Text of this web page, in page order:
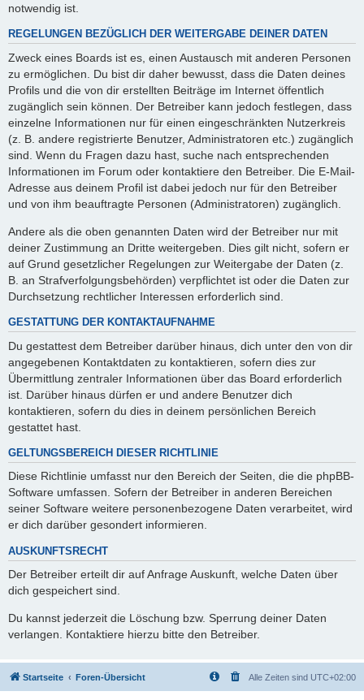
notwendig ist.
REGELUNGEN BEZÜGLICH DER WEITERGABE DEINER DATEN
Zweck eines Boards ist es, einen Austausch mit anderen Personen
zu ermöglichen. Du bist dir daher bewusst, dass die Daten deines
Profils und die von dir erstellten Beiträge im Internet öffentlich
zugänglich sein können. Der Betreiber kann jedoch festlegen, dass
einzelne Informationen nur für einen eingeschränkten Nutzerkreis
(z. B. andere registrierte Benutzer, Administratoren etc.) zugänglich
sind. Wenn du Fragen dazu hast, suche nach entsprechenden
Informationen im Forum oder kontaktiere den Betreiber. Die E-Mail-
Adresse aus deinem Profil ist dabei jedoch nur für den Betreiber
und von ihm beauftragte Personen (Administratoren) zugänglich.
Andere als die oben genannten Daten wird der Betreiber nur mit
deiner Zustimmung an Dritte weitergeben. Dies gilt nicht, sofern er
auf Grund gesetzlicher Regelungen zur Weitergabe der Daten (z.
B. an Strafverfolgungsbehörden) verpflichtet ist oder die Daten zur
Durchsetzung rechtlicher Interessen erforderlich sind.
GESTATTUNG DER KONTAKTAUFNAHME
Du gestattest dem Betreiber darüber hinaus, dich unter den von dir
angegebenen Kontaktdaten zu kontaktieren, sofern dies zur
Übermittlung zentraler Informationen über das Board erforderlich
ist. Darüber hinaus dürfen er und andere Benutzer dich
kontaktieren, sofern du dies in deinem persönlichen Bereich
gestattet hast.
GELTUNGSBEREICH DIESER RICHTLINIE
Diese Richtlinie umfasst nur den Bereich der Seiten, die die phpBB-
Software umfassen. Sofern der Betreiber in anderen Bereichen
seiner Software weitere personenbezogene Daten verarbeitet, wird
er dich darüber gesondert informieren.
AUSKUNFTSRECHT
Der Betreiber erteilt dir auf Anfrage Auskunft, welche Daten über
dich gespeichert sind.
Du kannst jederzeit die Löschung bzw. Sperrung deiner Daten
verlangen. Kontaktiere hierzu bitte den Betreiber.
Startseite Foren-Übersicht Alle Zeiten sind UTC+02:00